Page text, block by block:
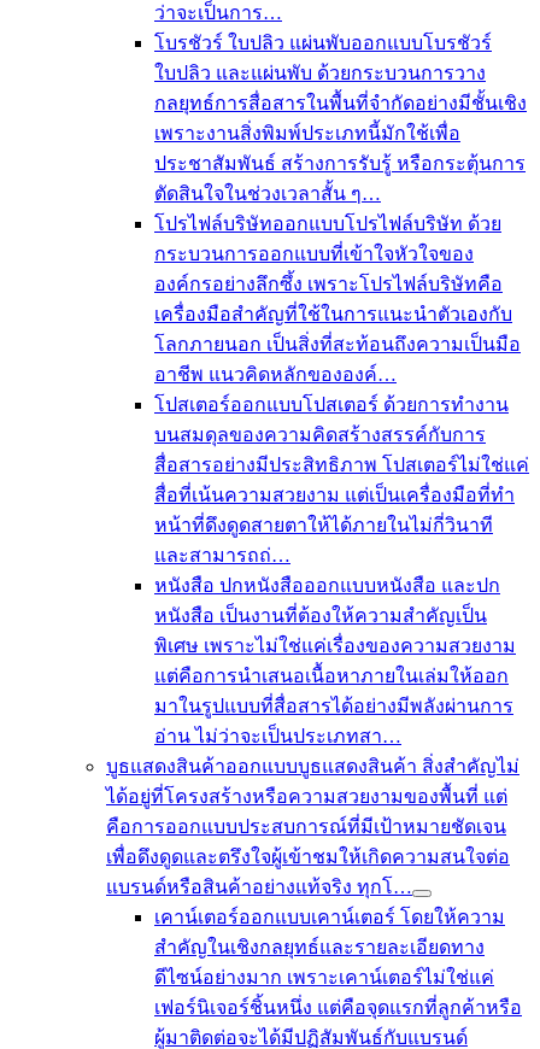
ว่าจะเป็นการ…
โบรชัวร์ ใบปลิว แผ่นพับออกแบบโบรชัวร์
ใบปลิว และแผ่นพับ ด้วยกระบวนการวาง
กลยุทธ์การสื่อสารในพื้นที่จำกัดอย่างมีชั้นเชิง
เพราะงานสิ่งพิมพ์ประเภทนี้มักใช้เพื่อ
ประชาสัมพันธ์ สร้างการรับรู้ หรือกระตุ้นการ
ตัดสินใจในช่วงเวลาสั้น ๆ…
โปรไฟล์บริษัทออกแบบโปรไฟล์บริษัท ด้วย
กระบวนการออกแบบที่เข้าใจหัวใจของ
องค์กรอย่างลึกซึ้ง เพราะโปรไฟล์บริษัทคือ
เครื่องมือสำคัญที่ใช้ในการแนะนำตัวเองกับ
โลกภายนอก เป็นสิ่งที่สะท้อนถึงความเป็นมือ
อาชีพ แนวคิดหลักขององค์…
โปสเตอร์ออกแบบโปสเตอร์ ด้วยการทำงาน
บนสมดุลของความคิดสร้างสรรค์กับการ
สื่อสารอย่างมีประสิทธิภาพ โปสเตอร์ไม่ใช่แค่
สื่อที่เน้นความสวยงาม แต่เป็นเครื่องมือที่ทำ
หน้าที่ดึงดูดสายตาให้ได้ภายในไม่กี่วินาที
และสามารถถ่…
หนังสือ ปกหนังสือออกแบบหนังสือ และปก
หนังสือ เป็นงานที่ต้องให้ความสำคัญเป็น
พิเศษ เพราะไม่ใช่แค่เรื่องของความสวยงาม
แต่คือการนำเสนอเนื้อหาภายในเล่มให้ออก
มาในรูปแบบที่สื่อสารได้อย่างมีพลังผ่านการ
อ่าน ไม่ว่าจะเป็นประเภทสา…
บูธแสดงสินค้าออกแบบบูธแสดงสินค้า สิ่งสำคัญไม่
ได้อยู่ที่โครงสร้างหรือความสวยงามของพื้นที่ แต่
คือการออกแบบประสบการณ์ที่มีเป้าหมายชัดเจน
เพื่อดึงดูดและตรึงใจผู้เข้าชมให้เกิดความสนใจต่อ
แบรนด์หรือสินค้าอย่างแท้จริง ทุกโ…
เคาน์เตอร์ออกแบบเคาน์เตอร์ โดยให้ความ
สำคัญในเชิงกลยุทธ์และรายละเอียดทาง
ดีไซน์อย่างมาก เพราะเคาน์เตอร์ไม่ใช่แค่
เฟอร์นิเจอร์ชิ้นหนึ่ง แต่คือจุดแรกที่ลูกค้าหรือ
ผู้มาติดต่อจะได้มีปฏิสัมพันธ์กับแบรนด์